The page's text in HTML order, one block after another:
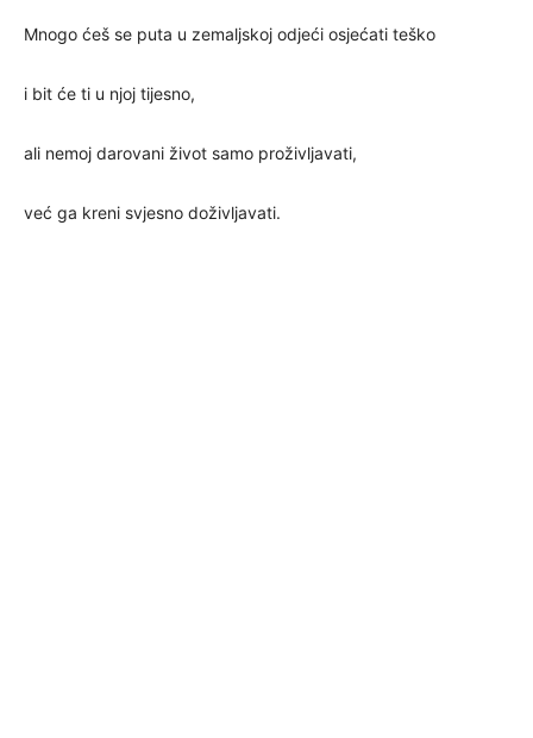
Mnogo ćeš se puta u zemaljskoj odjeći osjećati teško
i bit će ti u njoj tijesno,
ali nemoj darovani život samo proživljavati,
već ga kreni svjesno doživljavati.